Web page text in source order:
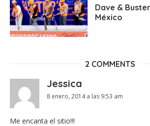
Dave &
México
2 COMMENTS
Jessica
8 enero, 2014 a las 9:53 am
Me encanta el sitio!!!